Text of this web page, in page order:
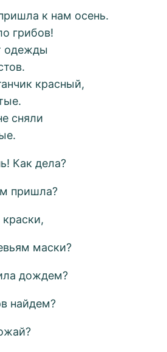
к нам осень.
грибов!
одежды
красный,
сняли
Как дела?
пришла?
маски?
дождем?
найдем?